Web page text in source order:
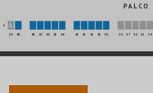
P A L C O
A
50 49 48 47 46 45 44 43 42 41 40 39 38 37 36 35 34